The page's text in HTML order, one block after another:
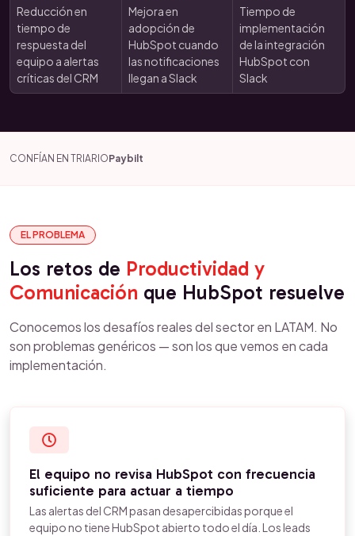
Reducción en
tiempo de
respuesta del
equipo a alertas
críticas del CRM
Mejora en
adopción de
HubSpot cuando
las notificaciones
llegan a Slack
Tiempo de
implementación
de la integración
HubSpot con
Slack
CONFÍAN EN TRIARIOPaybilt
EL PROBLEMA
Los retos de Productividad y
Comunicación que HubSpot resuelve
Conocemos los desafíos reales del sector en LATAM. No
son problemas genéricos — son los que vemos en cada
implementación.
El equipo no revisa HubSpot con frecuencia
suficiente para actuar a tiempo
Las alertas del CRM pasan desapercibidas porque el
equipo no tiene HubSpot abierto todo el día. Los leads